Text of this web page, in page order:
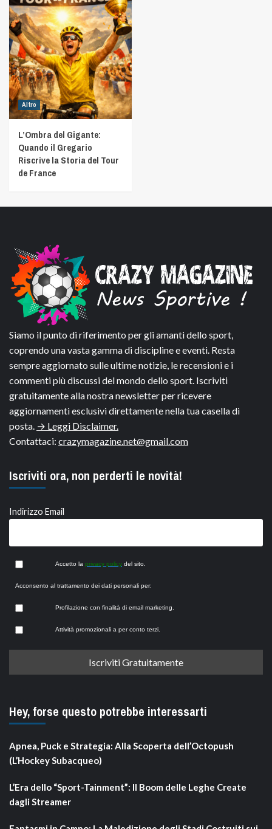
Altro
L’Ombra del Gigante:
Quando il Gregario
Riscrive la Storia del Tour
de France
Siamo il punto di riferimento per gli amanti dello sport,
coprendo una vasta gamma di discipline e eventi. Resta
sempre aggiornato sulle ultime notizie, le recensioni e i
commenti più discussi del mondo dello sport. Iscriviti
gratuitamente alla nostra newsletter per ricevere
aggiornamenti esclusivi direttamente nella tua casella di
posta. → Leggi Disclaimer.
Contattaci: crazymagazine.net@gmail.com
Iscriviti ora, non perderti le novità!
Indirizzo Email
Accetto la privacy policy del sito.
Acconsento al trattamento dei dati personali per:
Profilazione con finalità di email marketing.
Attività promozionali a per conto terzi.
Hey, forse questo potrebbe interessarti
Apnea, Puck e Strategia: Alla Scoperta dell’Octopush
(L’Hockey Subacqueo)
L’Era dello “Sport-Tainment”: Il Boom delle Leghe Create
dagli Streamer